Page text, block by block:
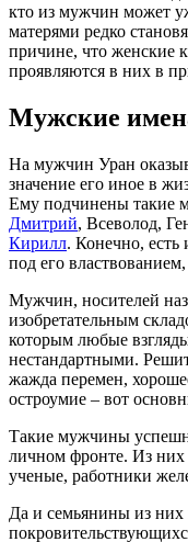
кто из мужчин может
матерями редко
причине, что женские
проявляются в них в
Мужские
На мужчин Уран
значение его иное в
Ему подчинены такие
Дмитрий, Всеволод,
Кирилл. Конечно,
под его
Мужчин, носителей
изобретательным
которым любые
нестандартными.
жажда перемен,
остроумие – вот
Такие мужчины
личном фронте. Из них
ученые, работники
Да и семьянины из них